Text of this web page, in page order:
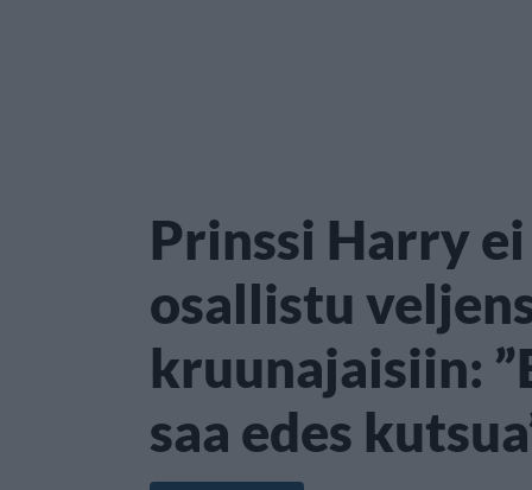
Prinssi Harry
osallistu
kruunajaisiin:
saa edes